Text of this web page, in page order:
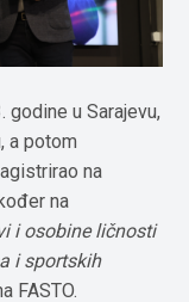
godine u Sarajevu,
a potom
na
na
i osobine ličnosti
i sportskih
FASTO.